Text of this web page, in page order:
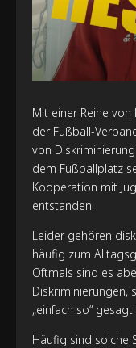
Mit einer Reihe
der Fußball-
von
dem Fußballplatz
Kooperation mit
entstanden.
Leider gehören
häufig zum
Oftmals sind es
Diskriminierungen,
„einfach so“
Häufig sind solche